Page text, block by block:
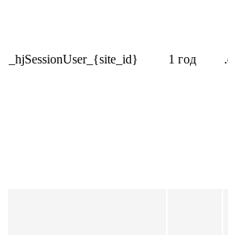
_hjSessionUser_{site_id} 1 год